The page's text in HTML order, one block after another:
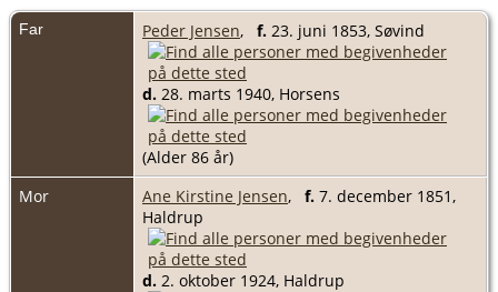
Far Peder Jensen, f. 23. juni 1853, Søvind
d. 28. marts 1940, Horsens
(Alder 86 år)
Mor
Ane Kirstine Jensen, f. 7. december 1851,
Haldrup
d. 2. oktober 1924, Haldrup